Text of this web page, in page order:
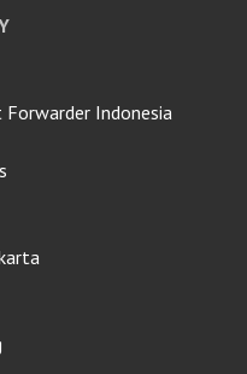
Indonesia